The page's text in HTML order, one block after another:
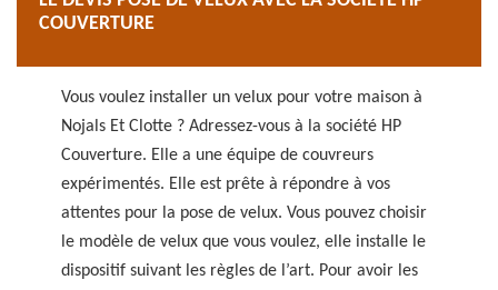
COUVERTURE
Vous voulez installer un velux pour votre maison à
Nojals Et Clotte ? Adressez-vous à la société HP
Couverture. Elle a une équipe de couvreurs
expérimentés. Elle est prête à répondre à vos
attentes pour la pose de velux. Vous pouvez choisir
le modèle de velux que vous voulez, elle installe le
dispositif suivant les règles de l’art. Pour avoir les